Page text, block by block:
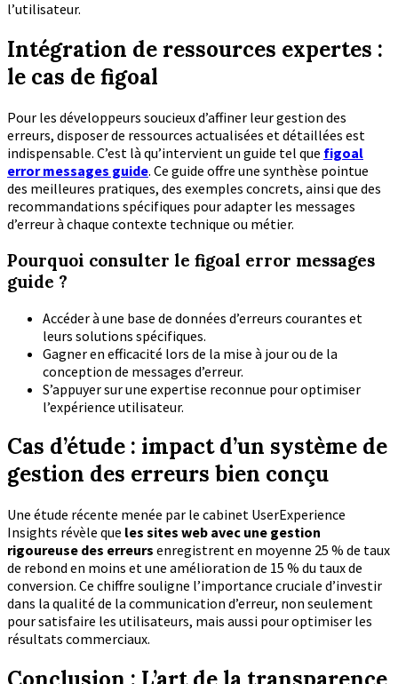
l’utilisateur.
Intégration de ressources expertes :
le cas de figoal
Pour les développeurs soucieux d’affiner leur gestion des
erreurs, disposer de ressources actualisées et détaillées est
indispensable. C’est là qu’intervient un guide tel que figoal
error messages guide. Ce guide offre une synthèse pointue
des meilleures pratiques, des exemples concrets, ainsi que des
recommandations spécifiques pour adapter les messages
d’erreur à chaque contexte technique ou métier.
Pourquoi consulter le figoal error messages
guide ?
Accéder à une base de données d’erreurs courantes et
leurs solutions spécifiques.
Gagner en efficacité lors de la mise à jour ou de la
conception de messages d’erreur.
S’appuyer sur une expertise reconnue pour optimiser
l’expérience utilisateur.
Cas d’étude : impact d’un système de
gestion des erreurs bien conçu
Une étude récente menée par le cabinet UserExperience
Insights révèle que les sites web avec une gestion
rigoureuse des erreurs enregistrent en moyenne 25 % de taux
de rebond en moins et une amélioration de 15 % du taux de
conversion. Ce chiffre souligne l’importance cruciale d’investir
dans la qualité de la communication d’erreur, non seulement
pour satisfaire les utilisateurs, mais aussi pour optimiser les
résultats commerciaux.